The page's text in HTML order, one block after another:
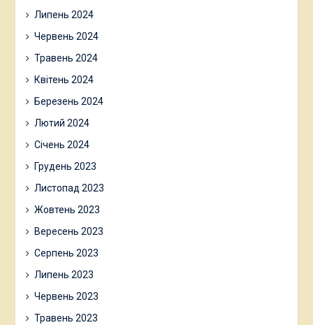
Липень 2024
Червень 2024
Травень 2024
Квітень 2024
Березень 2024
Лютий 2024
Січень 2024
Грудень 2023
Листопад 2023
Жовтень 2023
Вересень 2023
Серпень 2023
Липень 2023
Червень 2023
Травень 2023